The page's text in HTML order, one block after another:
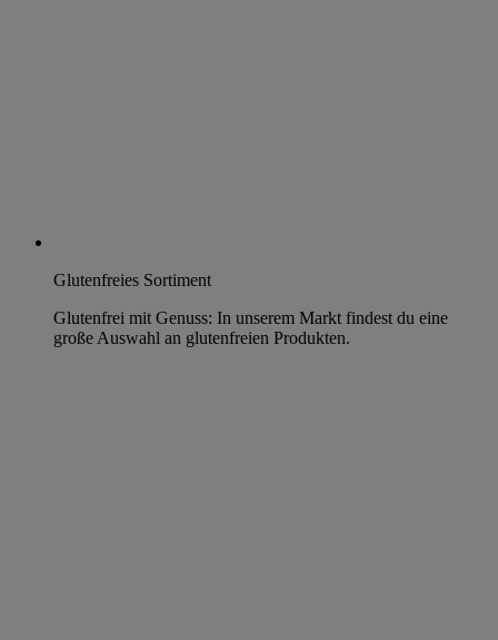
Glutenfreies Sortiment
Glutenfrei mit Genuss: In unserem Markt findest du eine
große Auswahl an glutenfreien Produkten.